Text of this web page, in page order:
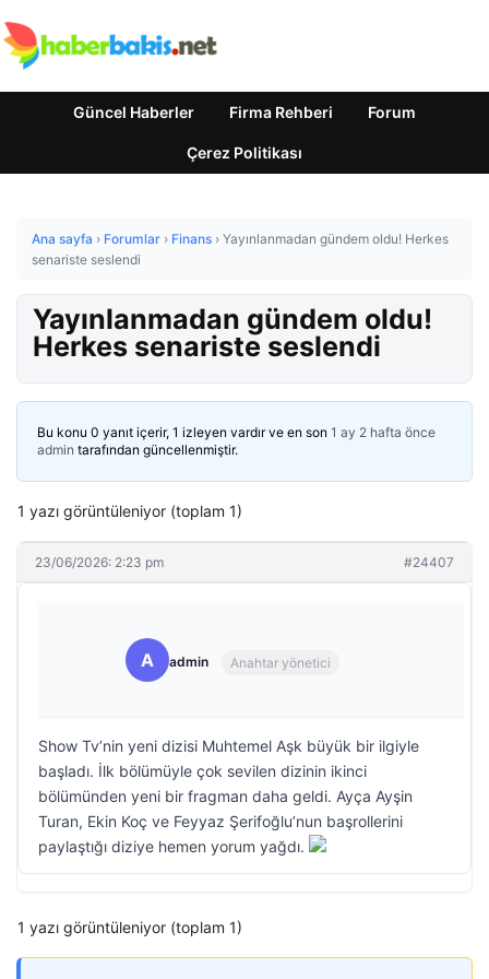
Güncel Haberler Firma Rehberi Forum
Çerez Politikası
Ana sayfa › Forumlar › Finans › Yayınlanmadan gündem oldu! Herkes
senariste seslendi
Yayınlanmadan gündem oldu!
Herkes senariste seslendi
Bu konu 0 yanıt içerir, 1 izleyen vardır ve en son 1 ay 2 hafta önce
admin tarafından güncellenmiştir.
1 yazı görüntüleniyor (toplam 1)
23/06/2026: 2:23 pm #24407
A admin Anahtar yönetici
Show Tv’nin yeni dizisi Muhtemel Aşk büyük bir ilgiyle
başladı. İlk bölümüyle çok sevilen dizinin ikinci
bölümünden yeni bir fragman daha geldi. Ayça Ayşin
Turan, Ekin Koç ve Feyyaz Şerifoğlu’nun başrollerini
paylaştığı diziye hemen yorum yağdı.
1 yazı görüntüleniyor (toplam 1)